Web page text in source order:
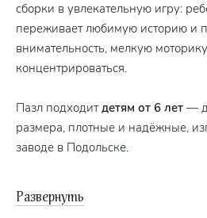
сборки в увлекательную игру:
переживает любимую историю и
внимательность, мелкую
концентрироваться.
Пазл подходитдетям от 6 лет —
размера, плотные и надёжные,
заводе в Подольске.
рамку и получить яркий